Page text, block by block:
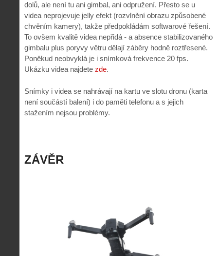
dolů, ale není tu ani gimbal, ani odpružení. Přesto se u
videa neprojevuje jelly efekt (rozvlnění obrazu způsobené
chvěním kamery), takže předpokládám softwarové řešení.
To ovšem kvalitě videa nepřidá - a absence stabilizovaného
gimbalu plus poryvy větru dělají záběry hodně roztřesené.
Poněkud neobvyklá je i snímková frekvence 20 fps.
Ukázku videa najdete zde.
Snímky i videa se nahrávají na kartu ve slotu dronu (karta
není součástí balení) i do paměti telefonu a s jejich
stažením nejsou problémy.
ZÁVĚR